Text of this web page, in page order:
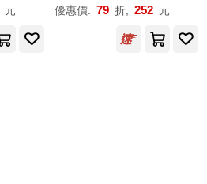
元
優惠價: 79 折, 252 元